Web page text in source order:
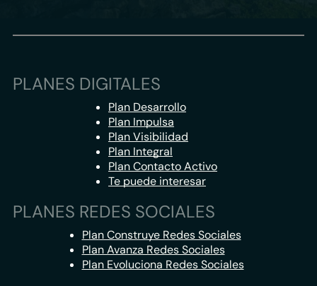
PLANES DIGITALES
Plan Desarrollo
Plan Impulsa
Plan Visibilidad
Plan Integral
Plan Contacto Activo
Te puede interesar
PLANES REDES SOCIALES
Plan Construye Redes Sociales
Plan Avanza Redes Sociales
Plan Evoluciona Redes Sociales